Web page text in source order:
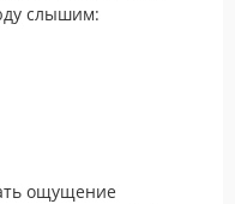
слышим:
ощущение